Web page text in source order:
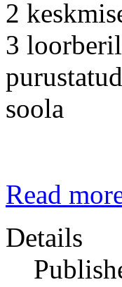
2
3
soola
Read
Details